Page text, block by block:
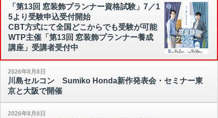
「第13回 窓装飾プランナー資格試験」7／1
5より受験申込受付開始
CBT方式にて全国どこからでも受験が可能
WTP主催「第13回 窓装飾プランナー養成
講座」受講者受付中
2026年8月8日
川島セルコン Sumiko Honda新作発表会・セミナー東
京と大阪で開催
2026年8月8日